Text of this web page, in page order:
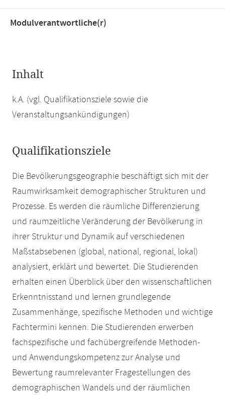
Modulverantwortliche(r)
Inhalt
k.A. (vgl. Qualifikationsziele sowie die
Veranstaltungsankündigungen)
Qualifikationsziele
Die Bevölkerungsgeographie beschäftigt sich mit der
Raumwirksamkeit demographischer Strukturen und
Prozesse. Es werden die räumliche Differenzierung
und raumzeitliche Veränderung der Bevölkerung in
ihrer Struktur und Dynamik auf verschiedenen
Maßstabsebenen (global, national, regional, lokal)
analysiert, erklärt und bewertet. Die Studierenden
erhalten einen Überblick über den wissenschaftlichen
Erkenntnisstand und lernen grundlegende
Zusammenhänge, spezifische Methoden und wichtige
Fachtermini kennen. Die Studierenden erwerben
fachspezifische und fachübergreifende Methoden-
und Anwendungskompetenz zur Analyse und
Bewertung raumrelevanter Fragestellungen des
demographischen Wandels und der räumlichen